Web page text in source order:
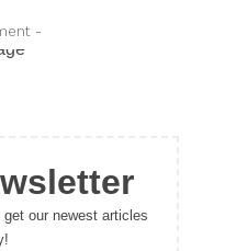
-
our newest articles